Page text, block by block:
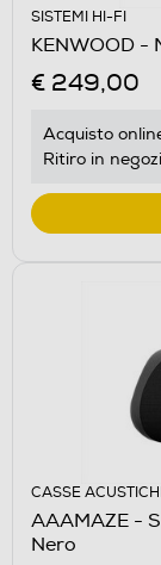
SISTEMI HI-FI
KENWOOD -
€ 249,00
Acquisto
Ritiro in
CASSE
AAAMAZE -
Nero